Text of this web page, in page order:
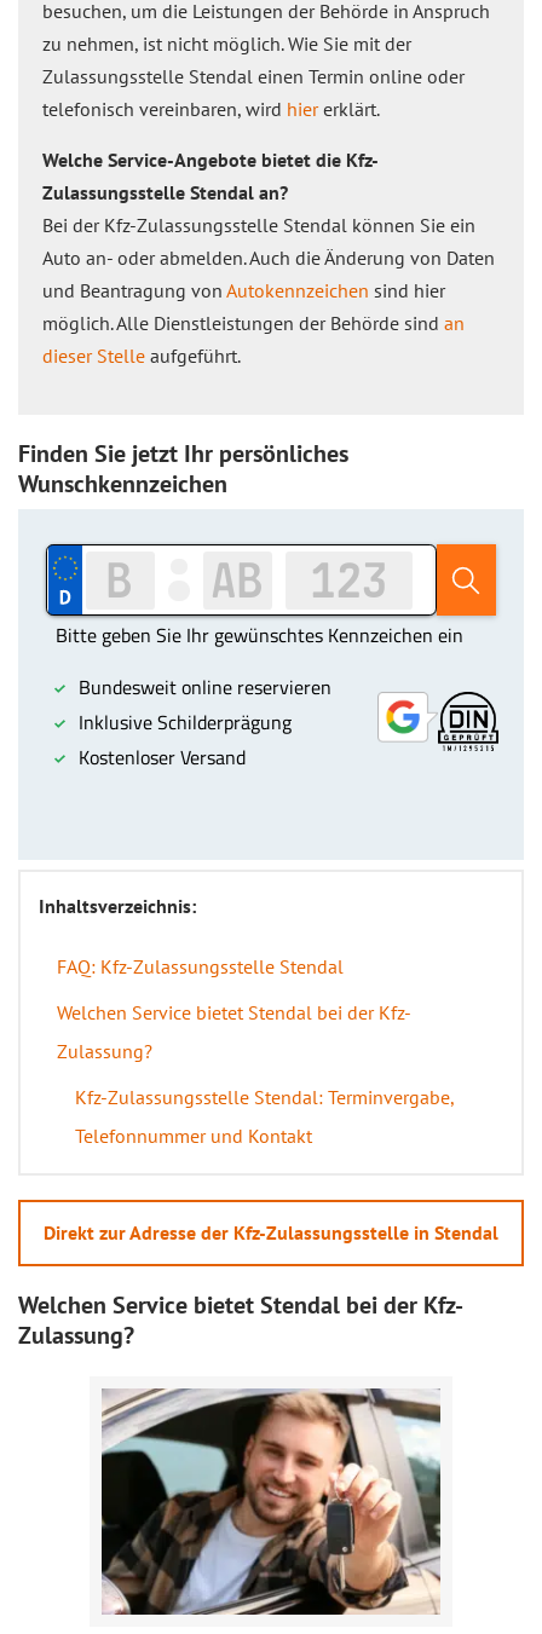
besuchen, um die Leistungen der Behörde in Anspruch
zu nehmen, ist nicht möglich. Wie Sie mit der
Zulassungsstelle Stendal einen Termin online oder
telefonisch vereinbaren, wird hiererklärt.
Welche Service-Angebote bietet die Kfz-
Zulassungsstelle Stendal an?
Bei der Kfz-Zulassungsstelle Stendal können Sie ein
Auto an- oder abmelden. Auch die Änderung von Daten
und Beantragung von Autokennzeichen sind hier
möglich. Alle Dienstleistungen der Behörde sind an
dieser Stelle aufgeführt.
Finden Sie jetzt Ihr persönliches
Wunschkennzeichen
Inhaltsverzeichnis:
FAQ: Kfz-Zulassungsstelle Stendal
Welchen Service bietet Stendal bei der Kfz-
Zulassung?
Kfz-Zulassungsstelle Stendal: Terminvergabe,
Telefonnummer und Kontakt
Direkt zur Adresse der Kfz-Zulassungsstelle in Stendal
Welchen Service bietet Stendal bei der Kfz-
Zulassung?